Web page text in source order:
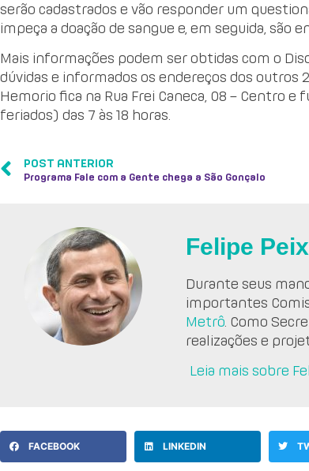
serão cadastrados e vão responder um
impeça a doação de sangue e, em seguida, são
Mais informações podem ser obtidas com o
dúvidas e informados os endereços dos outros
Hemorio fica na Rua Frei Caneca, 08 – Centro
feriados) das 7 às 18 horas.
POST ANTERIOR
Programa Fale com a Gente chega a São Gonçalo
Felipe
Durante seus
importantes
Metrô . Como
realizações e
Leia mais sobre
FACEBOOK LINKEDIN